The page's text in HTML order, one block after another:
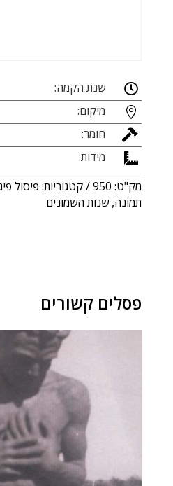
 שנת הקמה:
 מיקום:
 חומר:

מידות:
מק"ט: 950 קטגוריות: פיסול
תמונה,שנות השמונים
פסלים קשורים